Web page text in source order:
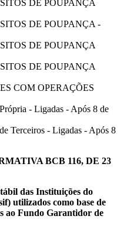
DE POUPANÇA
DE POUPANÇA -
DE POUPANÇA
DE POUPANÇA
COM OPERAÇÕES
- Ligadas - Após 8 de
Terceiros - Ligadas - Após 8
BCB 116, DE 23
das Instituições do
utilizados como base de
ao Fundo Garantidor de